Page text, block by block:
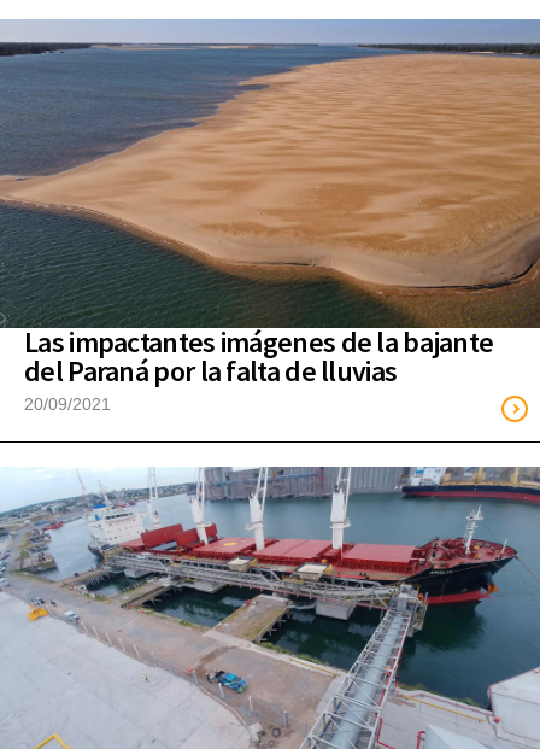
Las impactantes imágenes de la bajante
del Paraná por la falta de lluvias
20/09/2021